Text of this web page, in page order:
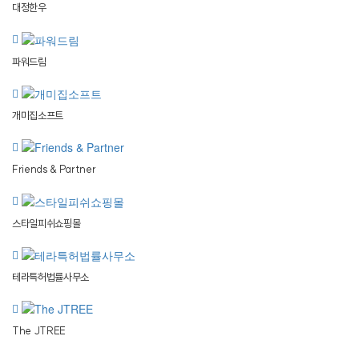
대정한우
파워드림
개미집소프트
Friends & Partner
스타일피쉬쇼핑몰
테라특허법률사무소
The JTREE